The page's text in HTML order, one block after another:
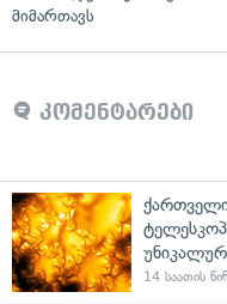
მიმართავს
კომენტარები
14 საათის წინ